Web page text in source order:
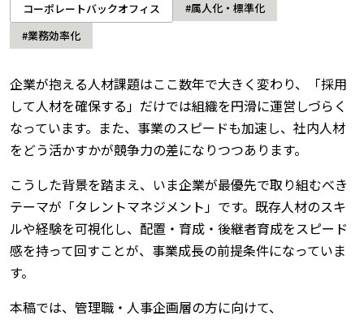
コーポレートバックオフィス
#属人化・標準化
#業務効率化
企業が抱える人材課題はここ数年で大きく変わり、「採用
して人材を確保する」だけでは組織を円滑に運営しづらく
なっています。また、事業のスピードも加速し、社内人材
をどう活かすかが競争力の差になりつつあります。
こうした背景を踏まえ、いま企業が最優先で取り組むべき
テーマが「タレントマネジメント」です。既存人材のスキ
ルや経験を可視化し、配置・育成・後継者育成をスピード
感を持って回すことが、事業成長の前提条件になっていま
す。
本稿では、管理職・人事企画層の方に向けて、